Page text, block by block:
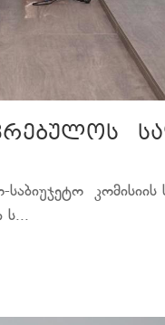
კომისიის
ს...